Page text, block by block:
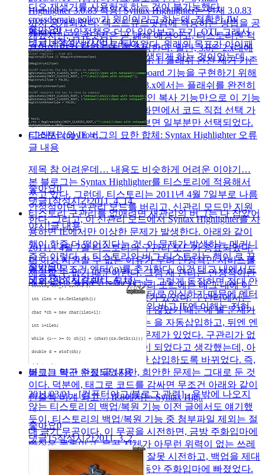
디오 재생기를 사용하게 하는 것이 불가능했다.
crossdomain policy가 원인이라고 하는데, 정확한 JW
Player의 보안정책은 더 안 읽어보고 포기. OTL 그래서
다시 기존의 방식으로 돌아왔다. 원래의 목표가 아이패
드에서 embed된 동영상을 재생되게 하는 것이었는데,..
Highlighter 3.0.83 적용! Syntax Highlighter는 현재 3.0.83
까지 공개되었다. 텍스트큐브닷컴에 적용하는 방법을 공
개했지만, 텍큐닷컴은 곧 폐쇄 예정이고, 티스토리엔 적
용법이 약간 달라 다시 포스팅한다. 일단, 3.0은 2.x대에
비해 다음과 같은 개선이 있다. 1. 플래쉬 완전 제거 기존
의 1.x, 2.x에서는 copy to clipboard 기능을 구현하기 위해
플래쉬를 사용했다. 하지만, 3.x에서는 플래쉬를 완전히
제거하고 브라우저의 기본적인 복사 기능만으로 이 기능
이 동작하도록 구현했다. 2. 화면에서 코드 직접 선택 가
능 2.x까지는 코드를 선택해보면 일부분만 선택되었다.
(그래서 copy to c..
좋아요0
댓글14작성시간2011. 4. 15.
티스토리와 IE 버그의 묘한 합체: Syntax Highlighter 오류
글 내용
제목 참 어려운데… 내용도 비슷하게 어려운 이야기…
본 블로그는 Syntax Highlighter를 티스토리에 적용해서
쓰고 있다. 그런데, 티스토리는 2011년 4월 7일부로 나름
안정적이던 구관리 모드를 버리고, 신관리 모드만 지원
한다. 그리고, 이 신관리 모드에서 Syntax Highlighter를 사
용하면 IE에서만 이상한 문제가 발생한다. 아래와 같이
행이 한줄 더 떨어진다는 것. 이 문제가 발생하는 메커니
즘은 이렇다. 1. 티스토리의 버그 티스토리는 행이 로 끊
어지면 무조건 엔터(\n)를 추가한다. 이건 태그 내에서도
예외 없이 적용된다. 문제는 는 그렇게 동작하면 절대 안
된다는 것. 는 과 \n을 모두 엔터로 인식하기 때문에 엔터
가 두 번 들어가게 된다. 2. IE의 버그 IE엔 이해는 전혀..
좋아요0
댓글1작성시간2011. 4. 14.
티스토리 구관리를 없애려면 새관리의 버그는 다 잡았어
야지!글 내용
2011년 4월 7일 티스토리의 구관리 모드가 종료되었다.
더 이상 지원할 수 없는 이유가 무려 안정적인 서비스를
제공할 수 없기 때문이란다. 그럼 새 관리는 안정적이란
얘기겠지? 흥이다! 원래 새관리 모드에는 태그 내에 이
개떼같이 자동 삽입되는 버그가 있었다. 구관리에서는
태그에 대해 별다른 손을 대지 않았기 때문에 별 문제가
없었다. 하지만, 새관리에서는 을 자동삽입하고, 뒤엔 엔
터를 강제 삽입하는 희안한 문제가 있었다. 구관리가 없
어진 이후에 이 문제가 해결이 되었다고 생각했는데, 아
니었다… 뒤에 엔터를 한번만 삽입하도록 바뀌었다. 즉,
버그는 약간 수정되었지만, 희안한 문제는 그대로 둔 것
이다. 덕분에, 태그로 코드를 감싸면 무조건 아래와 같이
한줄씩 비게 되고… IE8에서는 Syntax Hig..
좋아요0
댓글2작성시간2011. 4. 13.
블로그 복구 완료!글 내용
2011/03/01 - [컴퓨터야그/블로그 관련] - 욕밖에 나오지
않는 티스토리의 백업/복원 기능 이전 글에서도 얘기했
듯이, 티스토리의 백업/복원 기능 중 첨부파일 제외는 절
대 금기 무공이다. 이 무공을 시전하면, 금방 주화입마에
빠짐은 물론이고, 무공 자체가 아무런 위력이 없는 쓰레
기 무공인 것이다. 이 무공을 잘못 시전하고, 백업을 제대
로 안했다가 이 블로그가 한동안 주화입마에 빠졌었다.
좋아요0
댓글15작성시간2011. 3. 2.